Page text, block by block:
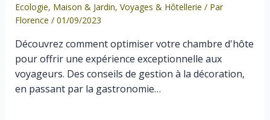
Ecologie, Maison & Jardin, Voyages & Hôtellerie / Par
Florence / 01/09/2023
Découvrez comment optimiser votre chambre d'hôte
pour offrir une expérience exceptionnelle aux
voyageurs. Des conseils de gestion à la décoration,
en passant par la gastronomie…